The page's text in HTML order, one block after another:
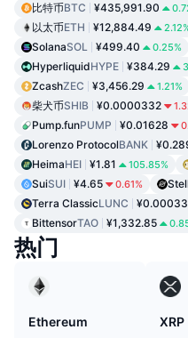
比特币BTC ¥435,991.90
以太币ETH ¥12,884.49
SolanaSOL ¥499.40 0.25%
HyperliquidHYPE ¥384.29
ZcashZEC ¥3,456.29 1.21%
柴犬币SHIB ¥0.0000332
Pump.funPUMP ¥0.01628
Lorenzo ProtocolBANK
HeimaHEI ¥1.81 105.85%
SuiSUI ¥4.65 0.61%
Terra ClassicLUNC
BittensorTAO ¥1,332.85
热门
Ethereum
XRP